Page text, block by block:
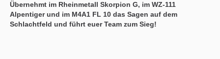
Übernehmt im Rheinmetall Skorpion G, im WZ-111
Alpentiger und im M4A1 FL 10 das Sagen auf dem
Schlachtfeld und führt euer Team zum Sieg!